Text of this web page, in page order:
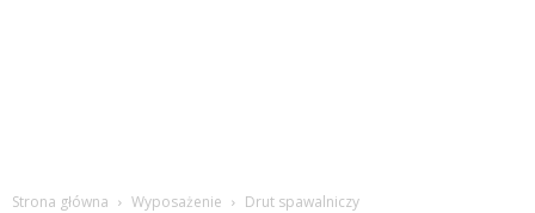
Strona główna Wyposażenie Drut spawalniczy